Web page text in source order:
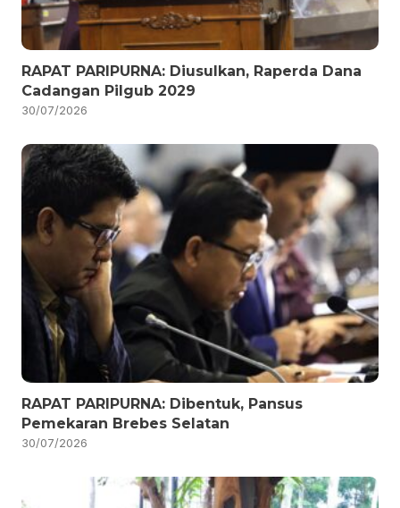
RAPAT PARIPURNA: Diusulkan, Raperda Dana
Cadangan Pilgub 2029
30/07/2026
RAPAT PARIPURNA: Dibentuk, Pansus
Pemekaran Brebes Selatan
30/07/2026